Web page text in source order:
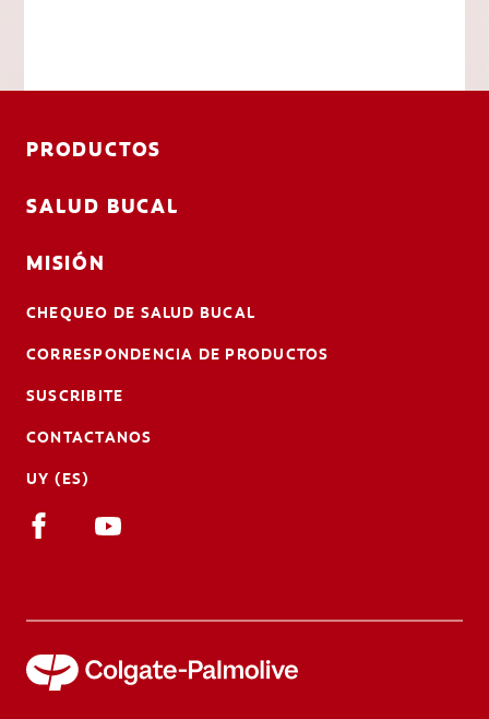
PRODUCTOS
SALUD BUCAL
MISIÓN
CHEQUEO DE SALUD BUCAL
CORRESPONDENCIA DE PRODUCTOS
SUSCRIBITE
CONTACTANOS
UY (ES)